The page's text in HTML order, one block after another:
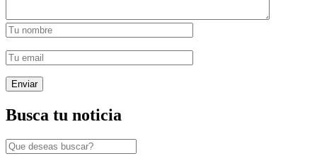
Busca tu noticia